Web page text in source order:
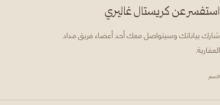
استفسر عن كريستال غاليري
شارك بياناتك وسيتواصل معك أحد أعضاء فريق مداد
العقارية.
الاسم